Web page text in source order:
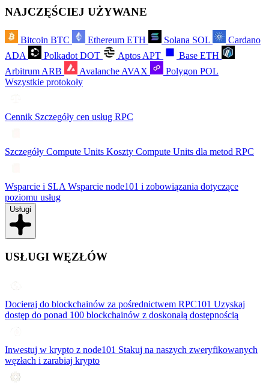
NAJCZĘŚCIEJ UŻYWANE
Bitcoin BTC Ethereum ETH Solana SOL
Cardano
ADA
Polkadot DOT Aptos APT Base ETH
Arbitrum ARB Avalanche AVAX Polygon POL
Wszystkie protokoły
Cennik Szczegóły cen usług RPC
Szczegóły Compute Units Koszty Compute Units dla metod RPC
Wsparcie i SLA Wsparcie node101 i zobowiązania dotyczące
poziomu usług
Usługi
USŁUGI WĘZŁÓW
Docieraj do blockchainów za pośrednictwem RPC101 Uzyskaj
dostęp do ponad 100 blockchainów z doskonałą dostępnością
Inwestuj w krypto z node101 Stakuj na naszych zweryfikowanych
węzłach i zarabiaj krypto